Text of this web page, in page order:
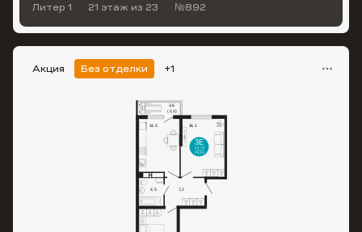
Литер 1
21 этаж из 23 №892
Акция Без отделки +1